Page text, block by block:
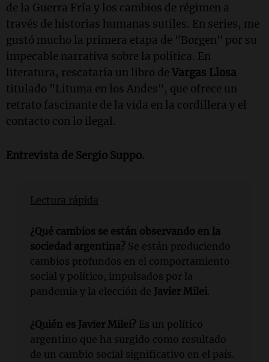
de la Guerra Fría y los cambios de régimen a
través de historias humanas sutiles. En series, me
gustó mucho la primera etapa de "Borgen" por su
impecable narrativa sobre la política. En
literatura, rescataría un libro de Vargas Llosa
titulado "Lituma en los Andes", que ofrece un
retrato fascinante de la vida en la cordillera y el
contacto con lo ilegal.
Entrevista de Sergio Suppo.
Lectura rápida
¿Qué cambios se están observando en la
sociedad argentina? Se están produciendo
cambios profundos en el comportamiento
social y político, impulsados por la
pandemia y la elección de Javier Milei.
¿Quién es Javier Milei? Es un político
argentino que ha surgido como resultado
de un cambio social significativo en el país.